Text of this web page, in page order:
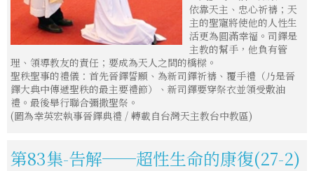
依靠天主、忠心祈禱；天
主的聖寵將使他的人性生
活更為圓滿幸福。司鐸是
主教的幫手，他負有管
理、領導教友的責任；要成為天人之間的橋樑。
聖秩聖事的禮儀：首先晉鐸誓願、為新司鐸祈禱、覆手禮（乃是晉
鐸大典中傳遞聖秩的最主要禮節）、新司鐸要穿祭衣並領受敷油
禮。最後舉行聯合彌撒聖祭。
(圖為幸英宏執事晉鐸典禮 / 轉載自台灣天主教台中教區)
第83集-告解──超性生命的康復(27-2)